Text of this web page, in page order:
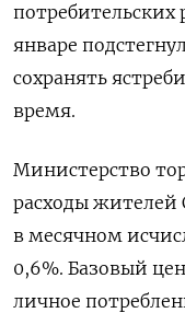
январе
сохранять
время.
Министерство
расходы жителей
в месячном
0,6%. Базовый
личное